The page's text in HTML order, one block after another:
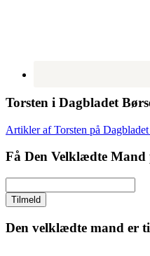
Torsten i Dagbladet
Artikler af Torsten på
Få Den Velklædte Mand
Den velklædte mand er